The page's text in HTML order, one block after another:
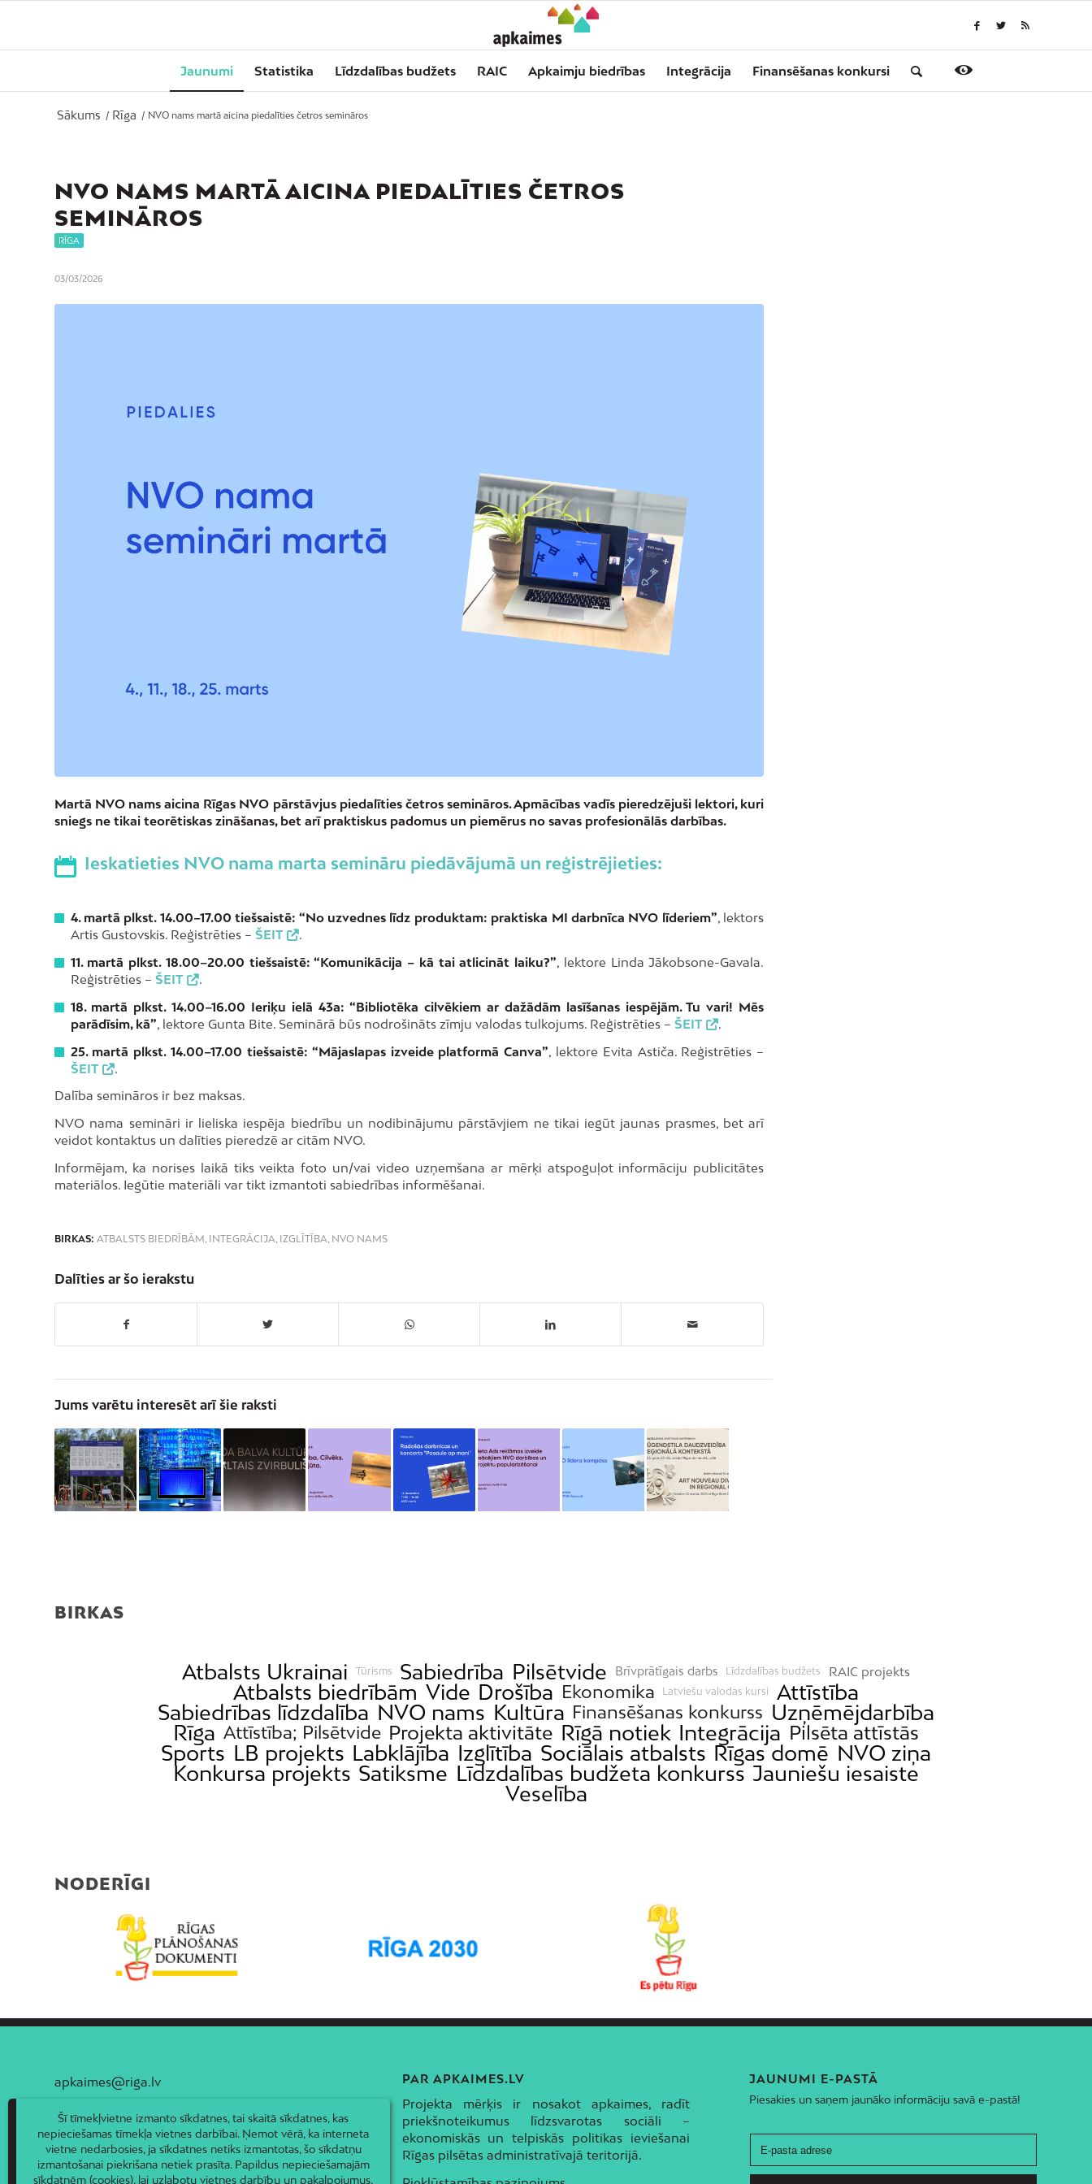
Jaunumi Statistika Līdzdalības budžets RAIC Apkaimju biedrības Integrācija Finansēšanas konkursi
Sākums / Rīga / NVO nams martā aicina piedalīties četros semināros
NVO NAMS MARTĀ AICINA PIEDALĪTIES ČETROS
SEMINĀROS
RĪGA
03/03/2026
Martā NVO nams aicina Rīgas NVO pārstāvjus piedalīties četros semināros. Apmācības vadīs pieredzējuši lektori, kuri
sniegs ne tikai teorētiskas zināšanas, bet arī praktiskus padomus un piemērus no savas profesionālās darbības.
Ieskatieties NVO nama marta semināru piedāvājumā un reģistrējieties:
4. martā plkst. 14.00–17.00 tiešsaistē: “No uzvednes līdz produktam: praktiska MI darbnīca NVO līderiem”, lektors
Artis Gustovskis. Reģistrēties – ŠEIT
.
11. martā plkst. 18.00–20.00 tiešsaistē: “Komunikācija – kā tai atlicināt laiku?”, lektore Linda Jākobsone-Gavala.
Reģistrēties – ŠEIT
.
18. martā plkst. 14.00–16.00 Ieriķu ielā 43a: “Bibliotēka cilvēkiem ar dažādām lasīšanas iespējām. Tu vari! Mēs
parādīsim, kā”, lektore Gunta Bite. Seminārā būs nodrošināts zīmju valodas tulkojums. Reģistrēties – ŠEIT
.
25. martā plkst. 14.00–17.00 tiešsaistē: “Mājaslapas izveide platformā Canva”, lektore Evita Astiča. Reģistrēties –
ŠEIT
.
Dalība semināros ir bez maksas.
NVO nama semināri ir lieliska iespēja biedrību un nodibinājumu pārstāvjiem ne tikai iegūt jaunas prasmes, bet arī
veidot kontaktus un dalīties pieredzē ar citām NVO.
Informējam, ka norises laikā tiks veikta foto un/vai video uzņemšana ar mērķi atspoguļot informāciju publicitātes
materiālos. Iegūtie materiāli var tikt izmantoti sabiedrības informēšanai.
BIRKAS: ATBALSTS BIEDRĪBĀM , INTEGRĀCIJA, IZGLĪTĪBA, NVO NAMS
Dalīties ar šo ierakstu
Jums varētu interesēt arī šie raksti
BIRKAS
Atbalsts Ukrainai Tūrisms Sabiedrība Pilsētvide Brīvprātīgais darbs Līdzdalības budžets RAIC projekts
Atbalsts biedrībām Vide Drošība Ekonomika Latviešu valodas kursi
Attīstība
Sabiedrības līdzdalība NVO nams Kultūra Finansēšanas konkurss Uzņēmējdarbība
Rīga Attīstība; Pilsētvide Projekta aktivitāte Rīgā notiek Integrācija Pilsēta attīstās
Sports LB projekts Labklājība Izglītība Sociālais atbalsts Rīgas domē NVO ziņa
Konkursa projekts Satiksme Līdzdalības budžeta konkurss Jauniešu iesaiste
Veselība
NODERĪGI
apkaimes@riga.lv PAR APKAIMES.LV
Projekta mērķis ir nosakot apkaimes, radīt
priekšnoteikumus līdzsvarotas sociāli –
ekonomiskās un telpiskās politikas ieviešanai
Rīgas pilsētas administratīvajā teritorijā.
JAUNUMI E-PASTĀ
Piesakies un saņem jaunāko informāciju savā e-pastā!
Šī tīmekļvietne izmanto sīkdatnes, tai skaitā sīkdatnes, kas
nepieciešamas tīmekļa vietnes darbībai. Ņemot vērā, ka interneta
vietne nedarbosies, ja sīkdatnes netiks izmantotas, šo sīkdatņu
izmantošanai piekrišana netiek prasīta. Papildus nepieciešamajām
sīkdatnēm (cookies), lai uzlabotu vietnes darbību un pakalpojumus,